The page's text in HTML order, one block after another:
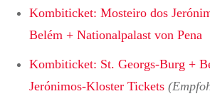
Kombiticket: Mosteiro dos
Belém + Nationalpalast von Pena
Kombiticket: St. Georgs-Burg +
Jerónimos-Kloster Tickets